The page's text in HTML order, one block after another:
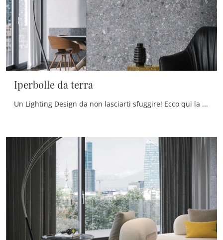
Iperbolle da terra
Un Lighting Design da non lasciarti sfuggire! Ecco qui la lampada da terra Iperbolle da terra di Tonin Casa.